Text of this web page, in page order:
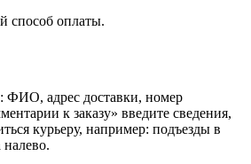
способ оплаты.
ФИО, адрес доставки, номер
к заказу» введите сведения,
курьеру, например: подъезды в
налево.